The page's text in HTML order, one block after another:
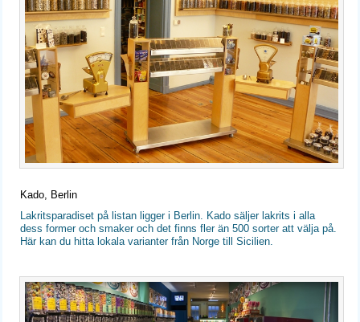
Kado, Berlin
Lakritsparadiset på listan ligger i Berlin. Kado säljer lakrits i alla
dess former och smaker och det finns fler än 500 sorter att välja på.
Här kan du hitta lokala varianter från Norge till Sicilien.